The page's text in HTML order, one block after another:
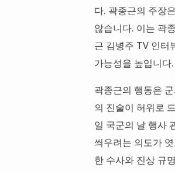
다. 곽종근의 주장
않습니다. 이는 곽
근 김병주 TV 인터
가능성을 높입니다.
곽종근의 행동은
의 진술이 허위로
일 국군의 날 행사
씌우려는 의도가
한 수사와 진상 규